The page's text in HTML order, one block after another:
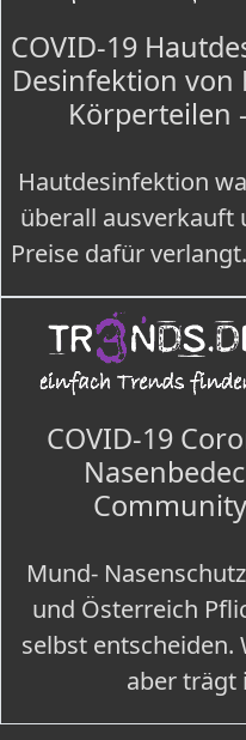
COVID-19
Desinfektion von
Körperteilen
Hautdesinfektion
überall ausverkauft
Preise dafür
COVID-19
Mund-
und Österreich
selbst entscheiden.
aber trägt